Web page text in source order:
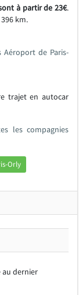
à partir de 23€.
km.
Aéroport de Paris-
trajet en autocar
les compagnies
Orly
au dernier